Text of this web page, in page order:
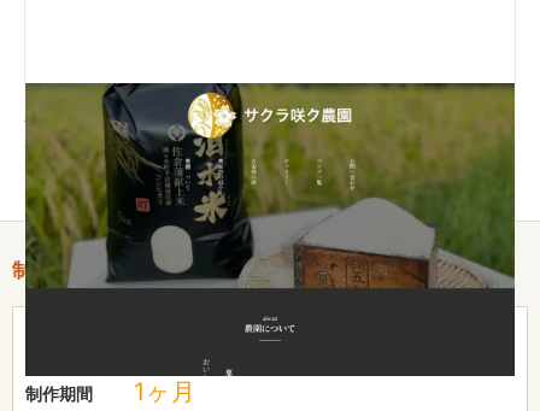
千葉県酒々井町の小さな米農家さんが作っている「酒水米」を認
知してもらえるように、メインビジュアルで大きく表現しまし
た。
制作情報
制作期間 1ヶ月